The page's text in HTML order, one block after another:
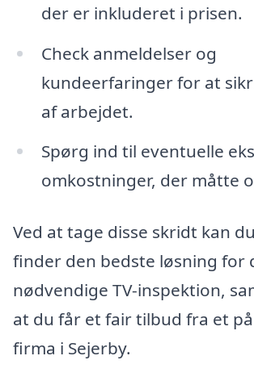
der er inkluderet i prisen.
Check anmeldelser og
kundeerfaringer for at
af arbejdet.
Spørg ind til eventuelle
omkostninger, der måtte
Ved at tage disse skridt kan
finder den bedste løsning for
nødvendige TV-inspektion,
at du får et fair tilbud fra et
firma i Sejerby.